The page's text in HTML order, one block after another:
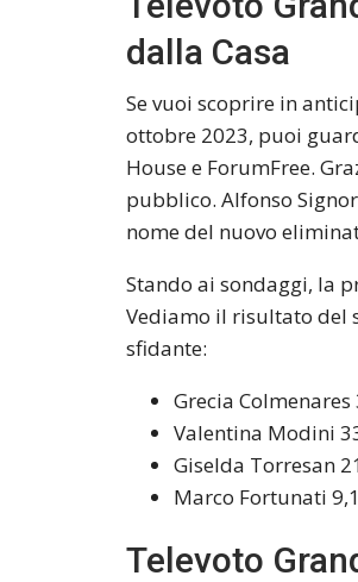
dalla Casa
Se vuoi scoprire in
ottobre 2023, puoi
House e ForumFree.
pubblico. Alfonso
nome del nuovo
Stando ai sondaggi, la
Vediamo il risultato del
sfidante:
Grecia Colmenares
Valentina Modini
Giselda Torresan
Marco Fortunati
Televoto